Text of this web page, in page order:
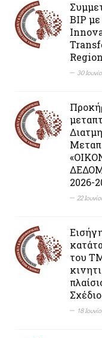
BIP
30
2026-
22
του
18